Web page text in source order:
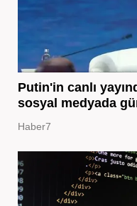
Putin'in canlı
sosyal medyada
Haber7